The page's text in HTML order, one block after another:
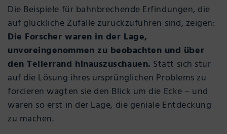
Die Beispiele für bahnbrechende Erfindungen, die
auf glückliche Zufälle zurückzuführen sind, zeigen:
Die Forscher waren in der Lage,
unvoreingenommen zu beobachten und über
den Tellerrand hinauszuschauen. Statt sich stur
auf die Lösung ihres ursprünglichen Problems zu
forcieren wagten sie den Blick um die Ecke – und
waren so erst in der Lage, die geniale Entdeckung
zu machen.